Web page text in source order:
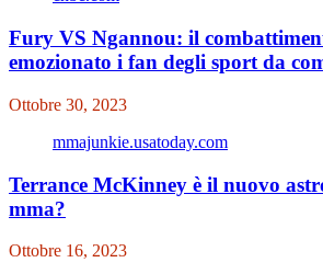
Fury VS Ngannou: il
emozionato i fan degli sport da
Ottobre 30, 2023
mmajunkie.usatoday.com
Terrance McKinney è il nuovo
mma?
Ottobre 16, 2023